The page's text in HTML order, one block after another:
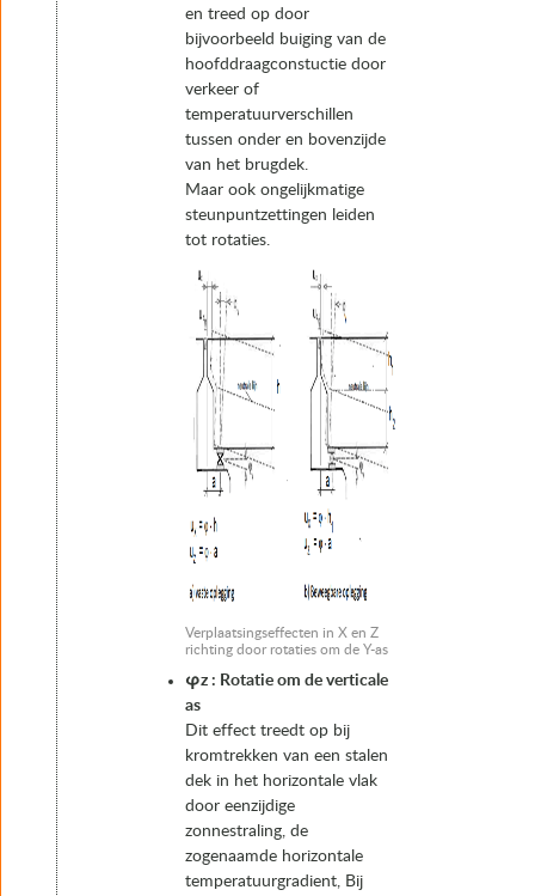
en treed op door
bijvoorbeeld buiging van de
hoofddraagconstuctie door
verkeer of
temperatuurverschillen
tussen onder en bovenzijde
van het brugdek.
Maar ook ongelijkmatige
steunpuntzettingen leiden
tot rotaties.
Verplaatsingseffecten in X en Z
richting door rotaties om de Y-as
φz : Rotatie om de verticale
as
Dit effect treedt op bij
kromtrekken van een stalen
dek in het horizontale vlak
door eenzijdige
zonnestraling, de
zogenaamde horizontale
temperatuurgradient, Bij